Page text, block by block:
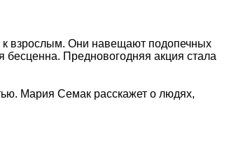
к взрослым. Они навещают подопечных
Предновогодняя акция стала
Мария Семак расскажет о людях,